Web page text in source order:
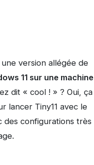
version allégée de
11 sur une machine
dit « cool ! » ? Oui, ça
lancer Tiny11 avec le
des configurations très